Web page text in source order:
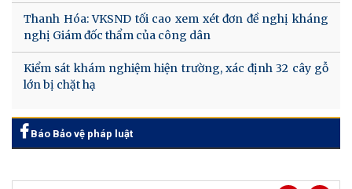
Thanh Hóa: VKSND tối cao xem xét đơn đề nghị kháng
nghị Giám đốc thẩm của công dân
Kiểm sát khám nghiệm hiện trường, xác định 32 cây gỗ
lớn bị chặt hạ
Báo Bảo vệ pháp luật